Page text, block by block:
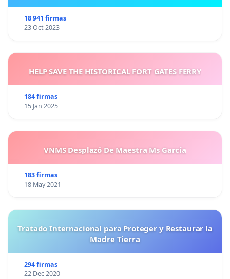
18 941 firmas
23 Oct 2023
HELP SAVE THE HISTORICAL FORT GATES FERRY
184 firmas
15 Jan 2025
VNMS Desplazó De Maestra Ms García
183 firmas
18 May 2021
Tratado Internacional para Proteger y Restaurar la
Madre Tierra
294 firmas
22 Dec 2020